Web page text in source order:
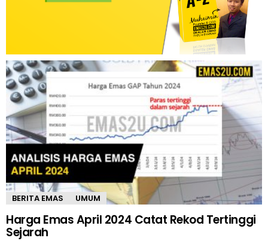
BERITA EMAS UMUM
Harga Emas April 2024 Catat Rekod Tertinggi
Sejarah